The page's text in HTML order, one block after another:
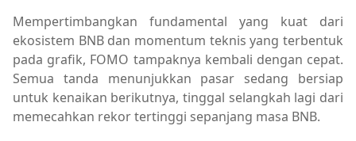
Mempertimbangkan fundamental yang kuat dari
ekosistem BNB dan momentum teknis yang terbentuk
pada grafik, FOMO tampaknya kembali dengan cepat.
Semua tanda menunjukkan pasar sedang bersiap
untuk kenaikan berikutnya, tinggal selangkah lagi dari
memecahkan rekor tertinggi sepanjang masa BNB.